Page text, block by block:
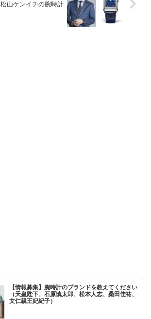
松山ケンイチの腕時計
【情報募集】腕時計のブランドを教えてください
（天皇陛下、石原慎太郎、松本人志、桑田佳祐、
文仁親王妃紀子）